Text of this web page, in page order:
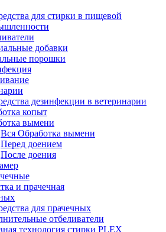
для стирки в пищевой
добавки
порошки
дезинфекции в ветеринарии
копыт
вымени
Вся Обработка вымени
Перед доением
После доения
и прачечная
для прачечных
отбеливатели
технология стирки PLEX